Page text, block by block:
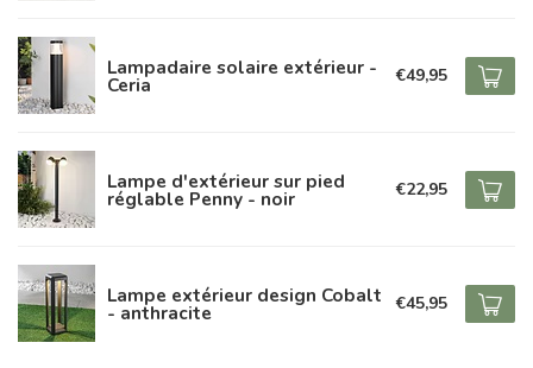
Lampadaire solaire extérieur -
Ceria €49,95
Lampe d'extérieur sur pied
réglable Penny - noir €22,95
Lampe extérieur design Cobalt
- anthracite €45,95